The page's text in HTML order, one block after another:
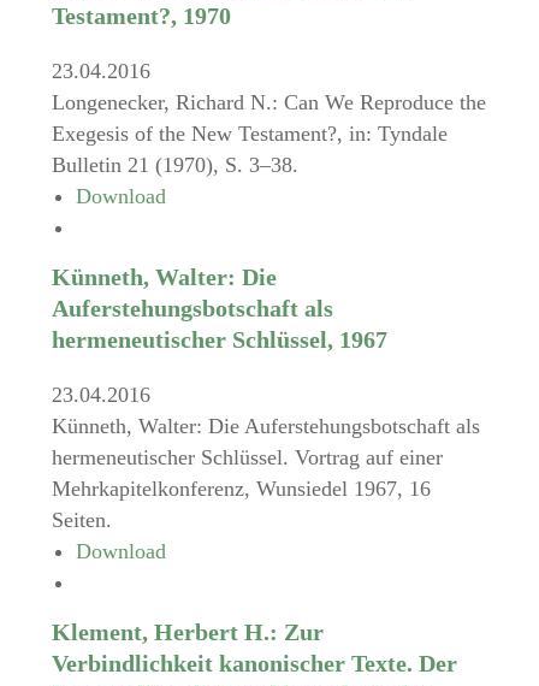
Testament?, 1970
23.04.2016
Longenecker, Richard N.: Can We Reproduce the
Exegesis of the New Testament?, in: Tyndale
Bulletin 21 (1970), S. 3–38.
Download
Künneth, Walter: Die
Auferstehungsbotschaft als
hermeneutischer Schlüssel, 1967
23.04.2016
Künneth, Walter: Die Auferstehungsbotschaft als
hermeneutischer Schlüssel. Vortrag auf einer
Mehrkapitelkonferenz, Wunsiedel 1967, 16
Seiten.
Download
Klement, Herbert H.: Zur
Verbindlichkeit kanonischer Texte. Der